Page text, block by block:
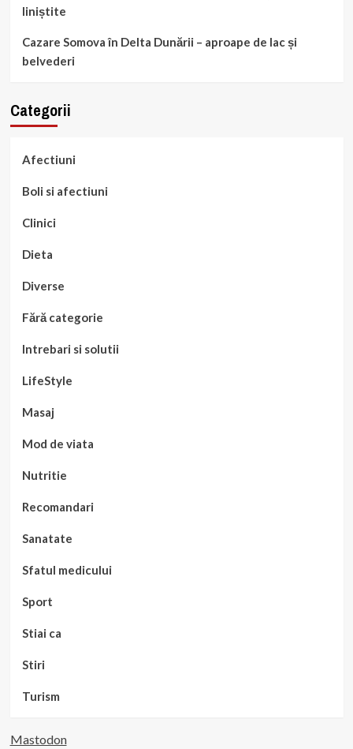
liniștite
Cazare Somova în Delta Dunării – aproape de lac și
belvederi
Categorii
Afectiuni
Boli si afectiuni
Clinici
Dieta
Diverse
Fără categorie
Intrebari si solutii
LifeStyle
Masaj
Mod de viata
Nutritie
Recomandari
Sanatate
Sfatul medicului
Sport
Stiai ca
Stiri
Turism
Mastodon